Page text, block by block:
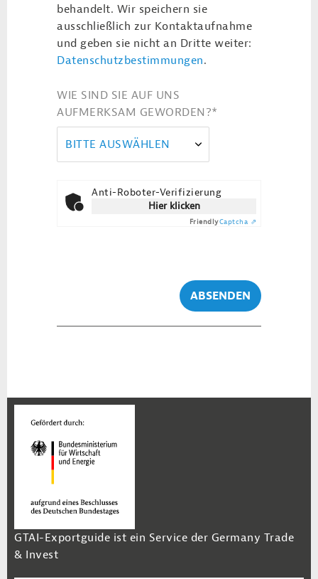
behandelt. Wir speichern sie
ausschließlich zur Kontaktaufnahme
und geben sie nicht an Dritte weiter:
Datenschutzbestimmungen.
WIE SIND SIE AUF UNS
AUFMERKSAM GEWORDEN?*
BITTE AUSWÄHLEN
Anti-Roboter-Verifizierung
Hier klicken
FriendlyCaptcha ⇗
ABSENDEN
GTAI-Exportguide ist ein Service der Germany Trade
& Invest